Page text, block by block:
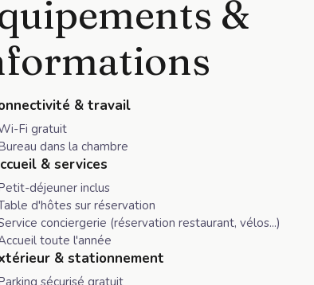
&
& travail
Fi gratuit
dans la chambre
& services
déjeuner inclus
d'hôtes sur réservation
conciergerie (réservation restaurant, vélos...)
toute l'année
& stationnement
sécurisé gratuit